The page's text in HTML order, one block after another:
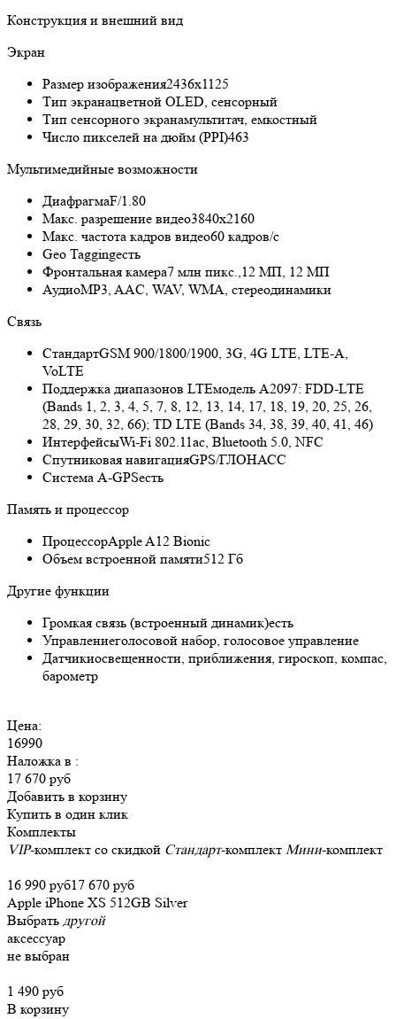
Конструкция и внешний вид
Экран
Размер изображения2436x1125
Тип экранацветной OLED, сенсорный
Тип сенсорного экранамультитач, емкостный
Число пикселей на дюйм (PPI)463
Мультимедийные возможности
ДиафрагмаF/1.80
Макс. разрешение видео3840x2160
Макс. частота кадров видео60 кадров/с
Geo Taggingесть
Фронтальная камера7 млн пикс.,12 МП, 12 МП
АудиоMP3, AAC, WAV, WMA, стереодинамики
Связь
СтандартGSM 900/1800/1900, 3G, 4G LTE, LTE-A,
VoLTE
Поддержка диапазонов LTEмодель A2097: FDD‑LTE
(Bands 1, 2, 3, 4, 5, 7, 8, 12, 13, 14, 17, 18, 19, 20, 25, 26,
28, 29, 30, 32, 66); TD LTE (Bands 34, 38, 39, 40, 41, 46)
ИнтерфейсыWi-Fi 802.11ac, Bluetooth 5.0, NFC
Спутниковая навигацияGPS/ГЛОНАСС
Cистема A-GPSесть
Память и процессор
ПроцессорApple A12 Bionic
Объем встроенной памяти512 Гб
Другие функции
Громкая связь (встроенный динамик)есть
Управлениеголосовой набор, голосовое управление
Датчикиосвещенности, приближения, гироскоп, компас,
барометр
Цена:
16990
Наложка в :
17 670 руб
Добавить в корзину
Купить в один клик
Комплекты
VIP-комплект со скидкой Стандарт-комплект Мини-комплект
16 990 руб17 670 руб
Apple iPhone XS 512GB Silver
Выбрать другой
аксессуар
не выбран
1 490 руб
В корзину